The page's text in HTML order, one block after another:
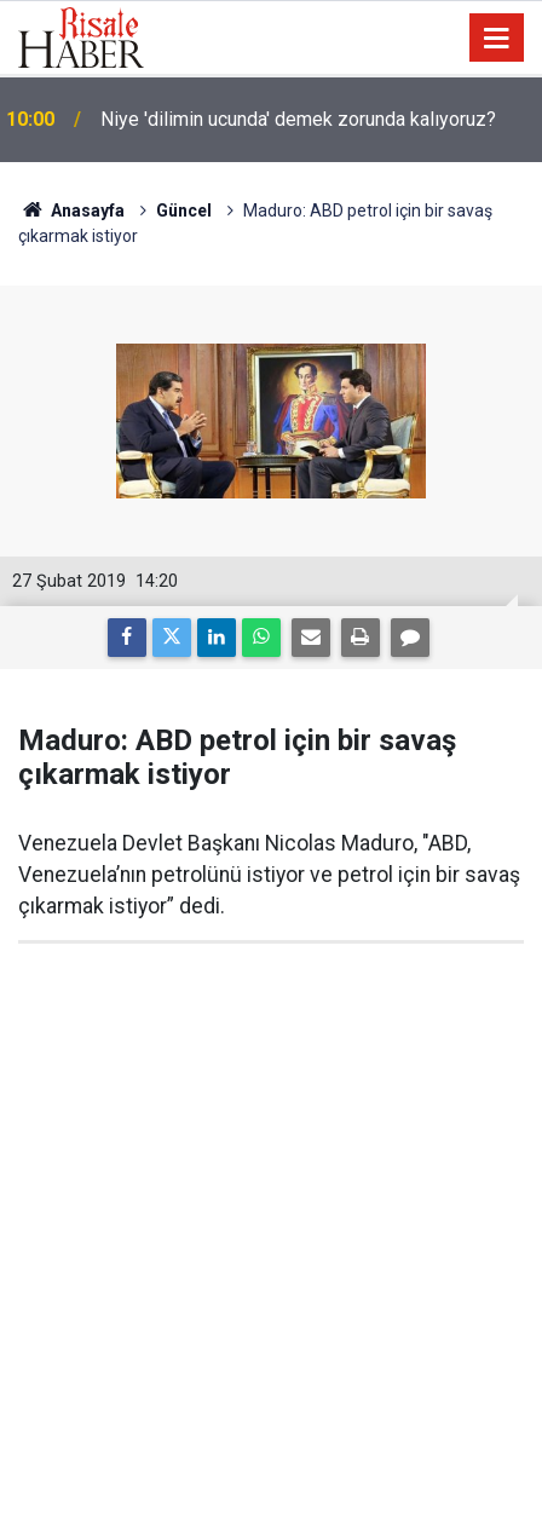
10:00 Niye 'dilimin ucunda' demek zorunda kalıyoruz?
Anasayfa Güncel
Maduro: ABD petrol için bir savaş
çıkarmak istiyor
14:20
27 Şubat 2019
Maduro: ABD petrol için bir savaş
çıkarmak istiyor
Venezuela Devlet Başkanı Nicolas Maduro, "ABD,
Venezuela’nın petrolünü istiyor ve petrol için bir savaş
çıkarmak istiyor” dedi.